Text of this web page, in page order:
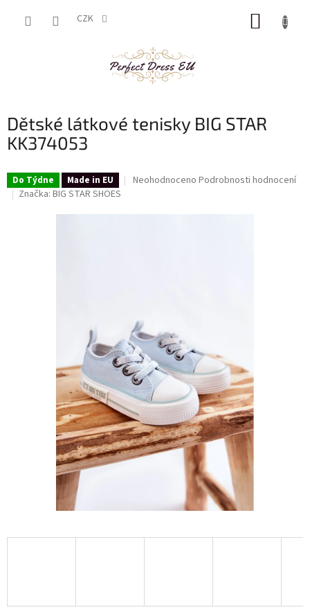
CZK
Dětské látkové tenisky BIG STAR
KK374053
Do Týdne Made in EU
Průměrné
Neohodnoceno Podrobnosti hodnocení
Značka: BIG STAR SHOES